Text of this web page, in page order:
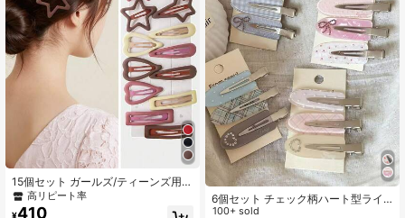
15個セット ガールズ/ティーンズ用マ
ットブラウン スター、ハート、水滴
デザイン かわいいヘアクリップ、前
高リピート率
¥410
6個セット チェック柄ハート型ライ
ンストーンヘアクリップ、かわいい
100+ sold